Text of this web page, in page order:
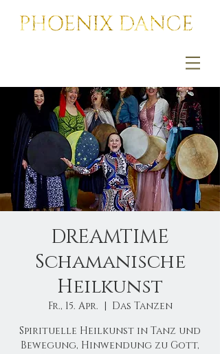
DREAMTIME
Schamanische
Heilkunst
Fr., 15. Apr.
  |
Das Tanzen
Spirituelle Heilkunst in Tanz und
Bewegung, Hinwendung zu Gott,